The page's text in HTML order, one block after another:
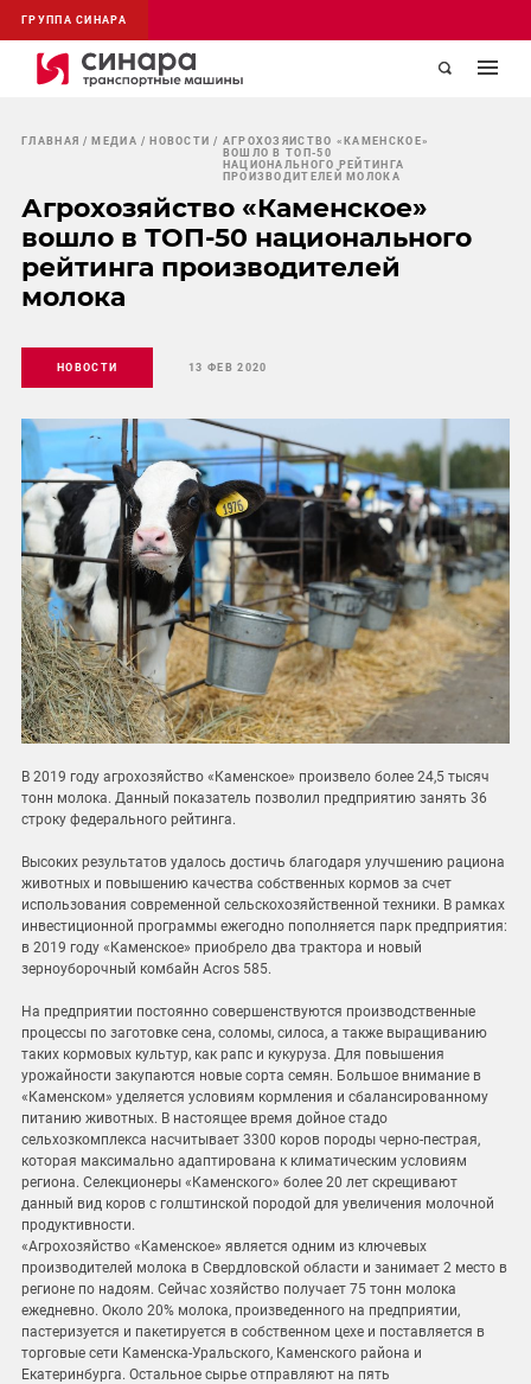
ГРУППА СИНАРА
ГЛАВНАЯ МЕДИА НОВОСТИ
АГРОХОЗЯЙСТВО «КАМЕНСКОЕ»
ВОШЛО В ТОП-50
НАЦИОНАЛЬНОГО РЕЙТИНГА
ПРОИЗВОДИТЕЛЕЙ МОЛОКА
Агрохозяйство «Каменское»
вошло в ТОП-50 национального
рейтинга производителей
молока
НОВОСТИ 13 ФЕВ 2020
В 2019 году агрохозяйство «Каменское» произвело более 24,5 тысяч
тонн молока. Данный показатель позволил предприятию занять 36
строку федерального рейтинга.
Высоких результатов удалось достичь благодаря улучшению рациона
животных и повышению качества собственных кормов за счет
использования современной сельскохозяйственной техники. В рамках
инвестиционной программы ежегодно пополняется парк предприятия:
в 2019 году «Каменское» приобрело два трактора и новый
зерноуборочный комбайн Acros 585.
На предприятии постоянно совершенствуются производственные
процессы по заготовке сена, соломы, силоса, а также выращиванию
таких кормовых культур, как рапс и кукуруза. Для повышения
урожайности закупаются новые сорта семян. Большое внимание в
«Каменском» уделяется условиям кормления и сбалансированному
питанию животных. В настоящее время дойное стадо
сельхозкомплекса насчитывает 3300 коров породы черно-пестрая,
которая максимально адаптирована к климатическим условиям
региона. Селекционеры «Каменского» более 20 лет скрещивают
данный вид коров с голштинской породой для увеличения молочной
продуктивности.
«Агрохозяйство «Каменское» является одним из ключевых
производителей молока в Свердловской области и занимает 2 место в
регионе по надоям. Сейчас хозяйство получает 75 тонн молока
ежедневно. Около 20% молока, произведенного на предприятии,
пастеризуется и пакетируется в собственном цехе и поставляется в
торговые сети Каменска-Уральского, Каменского района и
Екатеринбурга. Остальное сырье отправляют на пять